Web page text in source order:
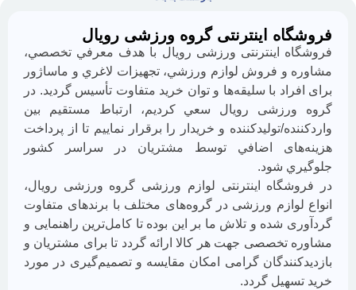
اینترنتی گروه ورزشی رویال
اينترنتی ورزشی رویال با هدف معرفي تخصصي،
و فروش لوازم ورزشي، تجهيزات لاغري و ماساژور
با سليقه‌ها و توان خريد متفاوت تأسيس گرديد. در
رویال سعي كرديم، ارتباط مستقيم بين
توليدكننده و خريدار را برقرار نماييم تا از پرداخت
اضافي توسط مشتريان در سراسر كشور
شود.
اینترنتی لوازم ورزشی گروه ورزشی رویال،
ورزشی در گروه‌های مختلف با برندهای متفاوت
شده و تلاش ما بر اين بوده تا كامل‌ترين راهنمایی و
تخصصی جهت هر كالا ارائه گردد تا برای مشتريان و
گرامی امكان مقايسه و تصميم‌گيری در مورد
گردد.
ما
همراه
باشید
از
جدیدترین
تخفیف‌ها
باخبر
شوید